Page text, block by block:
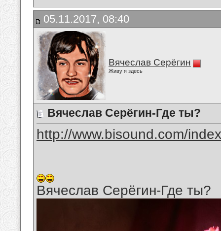
05.11.2017, 08:40
Вячеслав Серёгин
Живу я здесь
Вячеслав Серёгин-Где ты?
http://www.bisound.com/
Вячеслав Серёгин-Где ты?